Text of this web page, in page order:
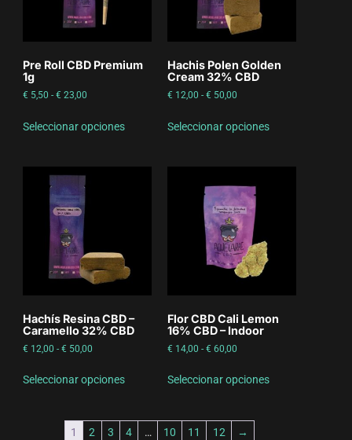
Pre Roll CBD Premium
1g
€ 5,50 - € 23,00
Seleccionar opciones
Hachis Polen Golden
Cream 32% CBD
€ 12,00 - € 50,00
Seleccionar opciones
Hachís Resina CBD –
Caramello 32% CBD
€ 12,00 - € 50,00
Seleccionar opciones
Flor CBD Cali Lemon
16% CBD – Indoor
€ 14,00 - € 60,00
Seleccionar opciones
1 2 3 4 … 10 11 12 →